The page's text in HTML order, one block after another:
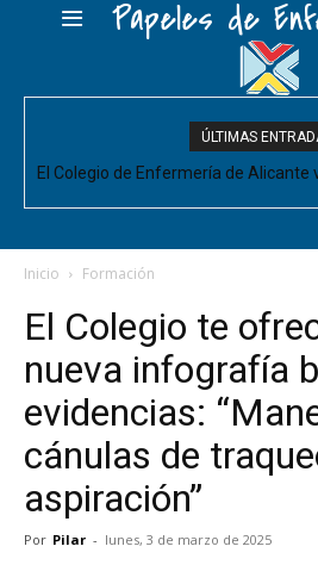
Papeles de
ÚLTIMAS
El Colegio de Enfermería de
acompañe de decisiones
Inicio Formación
El Colegio te
nueva infografía
evidencias:
cánulas de
aspiración”
Por Pilar - lunes, 3 de marzo de 2025